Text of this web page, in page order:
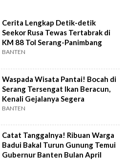
Cerita Lengkap Detik-detik
Seekor Rusa Tewas Tertabrak di
KM 88 Tol Serang-Panimbang
BANTEN
Waspada Wisata Pantai! Bocah di
Serang Tersengat Ikan Beracun,
Kenali Gejalanya Segera
BANTEN
Catat Tanggalnya! Ribuan Warga
Badui Bakal Turun Gunung Temui
Gubernur Banten Bulan April